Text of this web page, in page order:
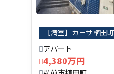
【満室】カーサ植田町
アパート
4,380万円